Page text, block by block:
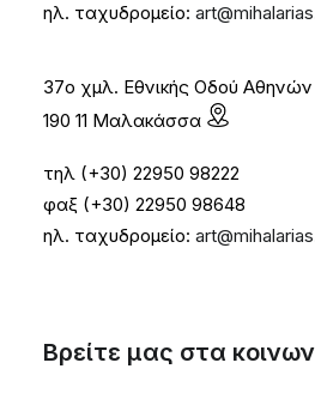
ηλ. ταχυδρομείο:
37ο χμλ. Εθνικής Οδού Αθηνών
190 11 Μαλακάσσα
τηλ (+30) 22950 98222
φαξ (+30) 22950 98648
ηλ. ταχυδρομείο:
Βρείτε μας στα